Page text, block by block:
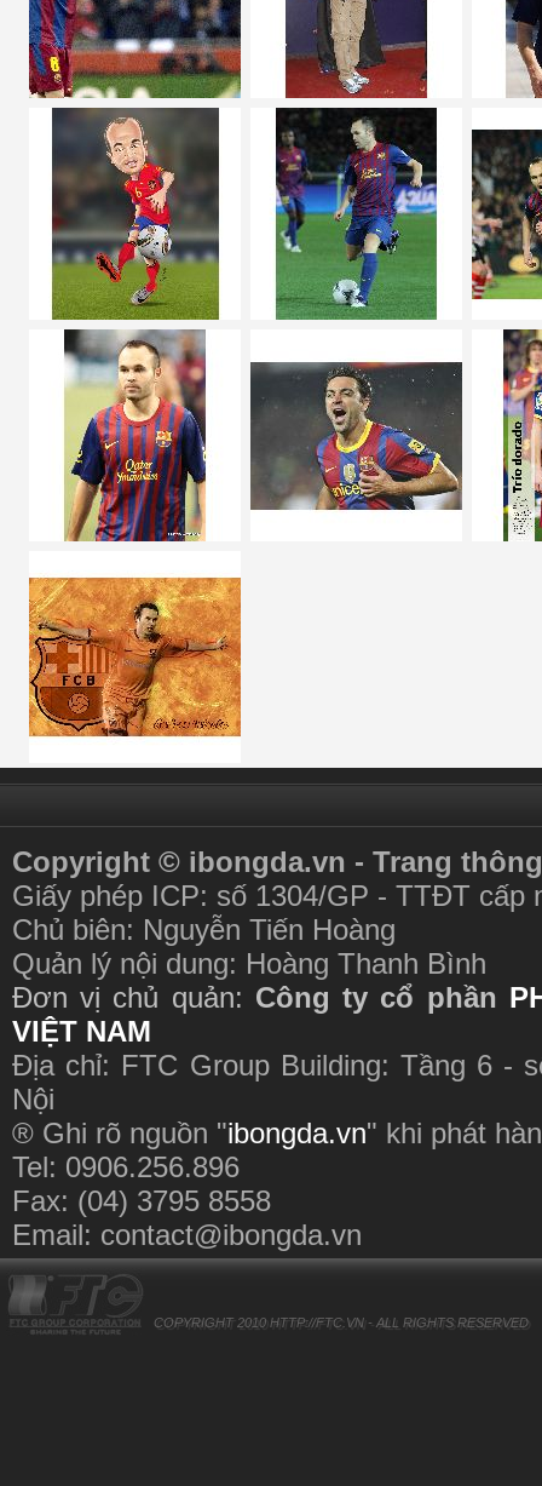
Copyright © ibongda.vn - Trang
Giấy phép ICP: số 1304/GP - TTĐT cấp
Chủ biên: Nguyễn Tiến Hoàng
Quản lý nội dung: Hoàng Thanh Bình
Đơn vị chủ quản: Công ty cổ phần
VIỆT NAM
Địa chỉ: FTC Group Building: Tầng 6 -
Nội
® Ghi rõ nguồn "ibongda.vn" khi phát
Tel: 0906.256.896
Fax: (04) 3795 8558
Email: contact@ibongda.vn
COPYRIGHT 2010 HTTP://FTC.VN - ALL RIGHTS RESERVED